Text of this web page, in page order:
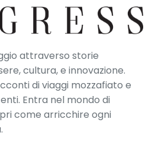
attraverso storie
cultura, e innovazione.
di viaggi mozzafiato e
Entra nel mondo di
come arricchire ogni